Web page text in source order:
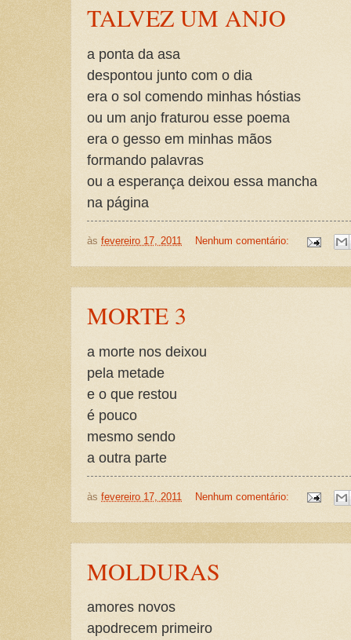
TALVEZ UM ANJO
a ponta da asa
despontou junto com o dia
era o sol comendo minhas hóstias
ou um anjo fraturou esse poema
era o gesso em minhas mãos
formando palavras
ou a esperança deixou essa mancha
na página
às fevereiro 17, 2011 Nenhum comentário:
MORTE 3
a morte nos deixou
pela metade
e o que restou
é pouco
mesmo sendo
a outra parte
às fevereiro 17, 2011 Nenhum comentário:
MOLDURAS
amores novos
apodrecem primeiro